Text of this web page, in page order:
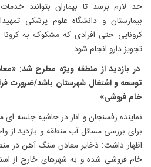
حد لازم برسد تا بیماران بتوانند
بیمارستان و دانشگاه علوم پزشکی
کرونایی حتی افرادی که مشکوک به
تجویز دارو انجام شود.
در بازدید از منطقه ویژه مطرح شد:
توسعه و اشتغال شهرستان باشد/ضرورت
خام فروشی»
نماینده رفسنجان و انار در حاشیه جلسه
برای بررسی مسائل آب منطقه و بازدید از
اظهار داشت: ذخایر معادن سنگ آهن در
خام فروشی شده و به شهرهای خارج از